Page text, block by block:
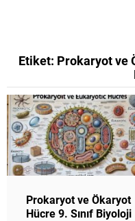
Etiket: Prokaryot ve
Prokaryot ve Ökaryot
Hücre 9. Sınıf Biyoloji